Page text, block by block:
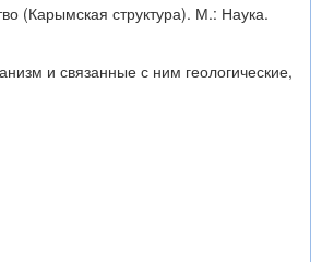
(Карымская структура). М.: Наука.
и связанные с ним геологические,